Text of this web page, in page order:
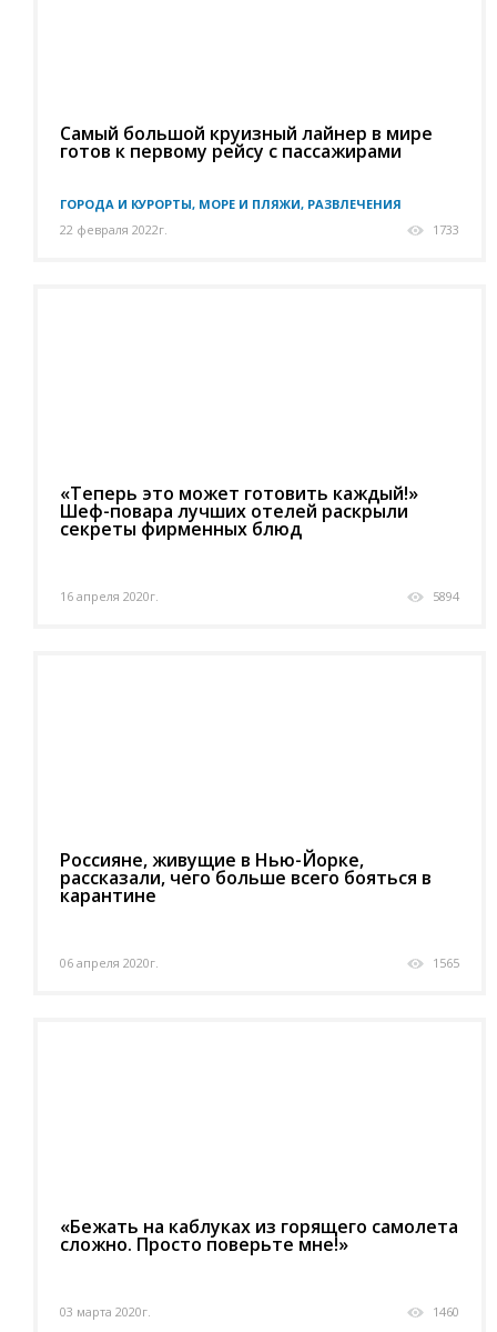
Самый большой круизный лайнер в мире
готов к первому рейсу с пассажирами
ГОРОДА И КУРОРТЫ, МОРЕ И ПЛЯЖИ, РАЗВЛЕЧЕНИЯ
22 февраля 2022г.
1733
«Теперь это может готовить каждый!»
Шеф-повара лучших отелей раскрыли
секреты фирменных блюд
16 апреля 2020г. 5894
Россияне, живущие в Нью-Йорке,
рассказали, чего больше всего бояться в
карантине
06 апреля 2020г. 1565
«Бежать на каблуках из горящего самолета
сложно. Просто поверьте мне!»
03 марта 2020г. 1460